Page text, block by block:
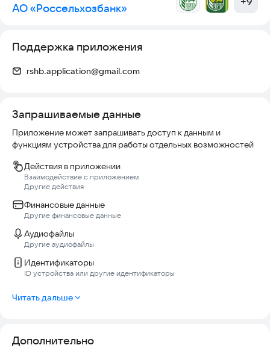
АО «Россельхозбанк»
Поддержка приложения
rshb.application@gmail.com
Запрашиваемые данные
Приложение может запрашивать доступ к данным и
функциям устройства для работы отдельных возможностей
Действия в приложении
Взаимодействие с приложением
Другие действия
Финансовые данные
Другие финансовые данные
Аудиофайлы
Другие аудиофайлы
Идентификаторы
ID устройства или другие идентификаторы
Читать дальше
Дополнительно